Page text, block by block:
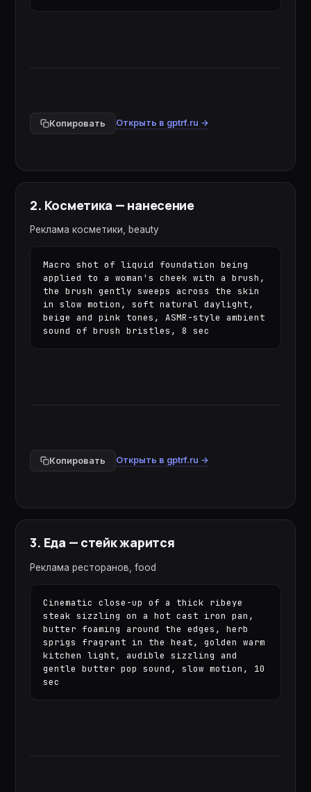
Копировать Открыть в gptrf.ru →
2. Косметика — нанесение
Реклама косметики, beauty
Macro shot of liquid foundation being
applied to a woman's cheek with a brush,
the brush gently sweeps across the skin
in slow motion, soft natural daylight,
beige and pink tones, ASMR-style ambient
sound of brush bristles, 8 sec
Копировать Открыть в gptrf.ru →
3. Еда — стейк жарится
Реклама ресторанов, food
Cinematic close-up of a thick ribeye
steak sizzling on a hot cast iron pan,
butter foaming around the edges, herb
sprigs fragrant in the heat, golden warm
kitchen light, audible sizzling and
gentle butter pop sound, slow motion, 10
sec